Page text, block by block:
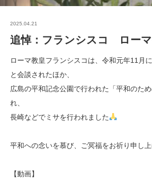
2025.04.21
追悼：フランシスコ ロー
ローマ教皇フランシスコは、令和元年11月
と会談されたほか、
広島の平和記念公園で行われた「平和のた
れ、
長崎などでミサを行われました
平和への念いを慕び、ご冥福をお祈り申し上
【動画】